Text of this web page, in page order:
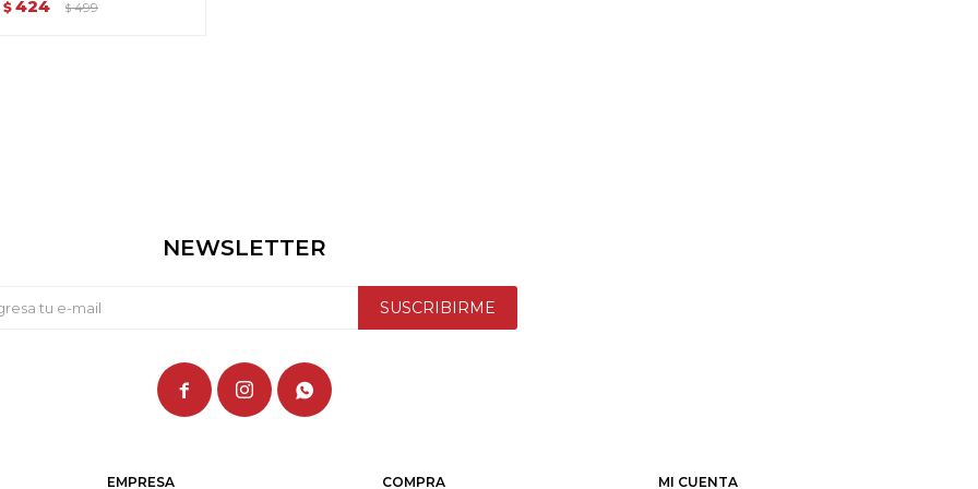
$ 424 $ 499
EMPRESA COMPRA MI CUENTA
NEWSLETTER
SUSCRIBIRME
  